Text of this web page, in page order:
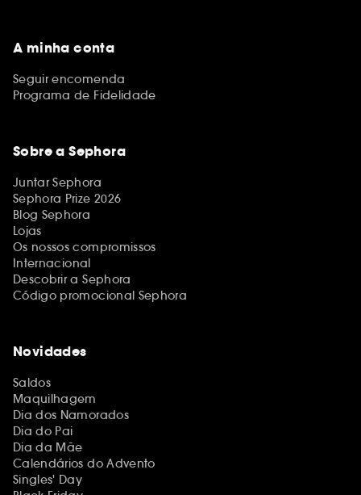
A minha conta
Seguir encomenda
Programa de Fidelidade
Sobre a Sephora
Juntar Sephora
Sephora Prize 2026
Blog Sephora
Lojas
Os nossos compromissos
Internacional
Descobrir a Sephora
Código promocional Sephora
Novidades
Saldos
Maquilhagem
Dia dos Namorados
Dia do Pai
Dia da Mãe
Calendários do Advento
Singles' Day